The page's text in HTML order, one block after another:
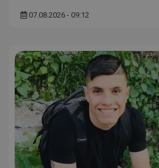
07.08.2026 - 09:12
VISITOR_PRIVACY_METADATA